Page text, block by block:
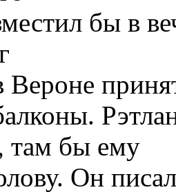
бы в
Вероне
там бы ему
Он